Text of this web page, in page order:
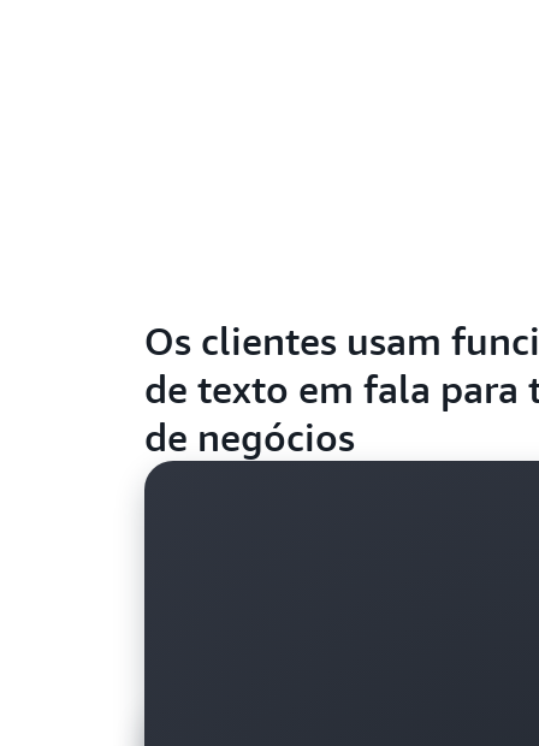
Os clientes usam
de texto em fala para
de negócios